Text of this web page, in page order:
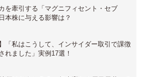
を牽引する「マグニフィセント・セブ
株に与える影響は？
】「私はこうして、インサイダー取引で課徴
れました」実例17選！